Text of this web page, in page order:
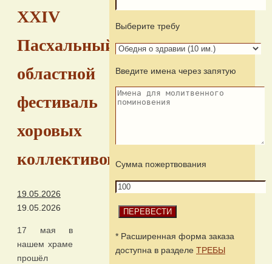
XXIV
Пасхальный
областной
фестиваль
хоровых
коллективов
19.05.2026
19.05.2026
17 мая в
нашем храме
прошёл
Выберите требу
Введите имена через запятую
Сумма пожертвования
* Расширенная форма заказа
доступна в разделе ТРЕБЫ